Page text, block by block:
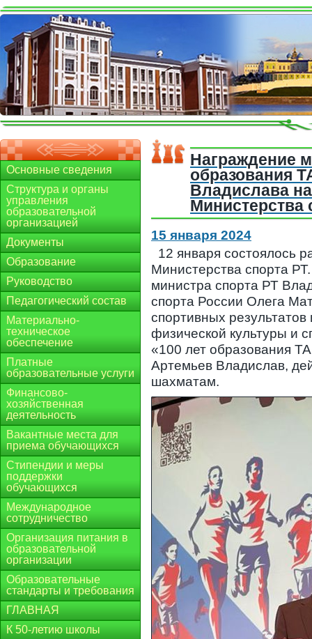
Основные сведения
Структура и органы
управления
образовательной
организацией
Документы
Образование
Руководство
Педагогический состав
Материально-
техническое
обеспечение
Платные
образовательные услуги
Финансово-
хозяйственная
деятельность
Вакантные места для
приема обучающихся
Стипендии и меры
поддержки
обучающихся
Международное
сотрудничество
Организация питания в
образовательной
организации
Образовательные
стандарты и требования
ГЛАВНАЯ
К 50-летию школы
Награждение
образования
Владислава
Министерства
15 января 2024
12 января состоялось
Министерства спорта
министра спорта РТ
спорта России Олега
спортивных
физической культуры и
«100 лет образования
Артемьев Владислав,
шахматам.